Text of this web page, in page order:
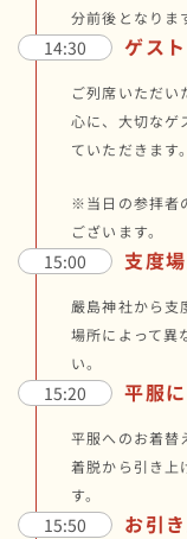
分前後となりま
14:30 ゲス
ご列席いただい
心に、大切なゲ
ていただきます。
※当日の参拝者
ございます。
15:00 支度
嚴島神社から支
場所によって異
い。
15:20 平服
平服へのお着替
着脱から引き上
す。
15:50 お引